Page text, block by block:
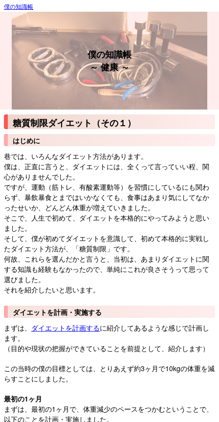
僕の知識帳
僕の知識帳
～ 健康 ～
糖質制限ダイエット（その１）
はじめに
巷では、いろんなダイエット方法があります。
僕は、正直に言うと、ダイエットには、全くって言っていい程、関
心がありませんでした。
ですが、運動（筋トレ、有酸素運動等）を習慣にしているにも関わ
らず、暴飲暴食とまではいかなくても、食事はあまり気にしてなか
ったせいか、どんどん体重が増えていきました。
そこで、人生で初めて、ダイエットを本格的にやってみようと思い
ました。
そして、僕が初めてダイエットを意識して、初めて本格的に実戦し
たダイエット方法が、「糖質制限」です。
何故、これらを選んだかと言うと、当初は、あまりダイエットに関
する知識も経験もなかったので、単純にこれが良さそうって思って
選びました。
それを紹介したいと思います。
ダイエットを計画・実施する
まずは、 ダイエットを計画するに紹介してあるような感じで計画し
ます。
（目的や現状の把握ができていることを前提として、紹介します）
この当時の僕の目標としては、とりあえず約3ヶ月で10kgの体重を減
らすことにしました。
最初の1ヶ月
まずは、最初の1ヶ月で、体重減少のペースをつかむということで、
以下のことを計画・実施しました。